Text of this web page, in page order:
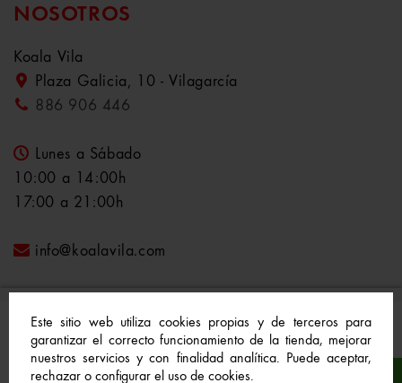
Este sitio web utiliza cookies propias y de terceros para
garantizar el correcto funcionamiento de la tienda, mejorar
nuestros servicios y con finalidad analítica. Puede aceptar,
rechazar o configurar el uso de cookies.
NOSOTROS
Koala Vila
Plaza Galicia, 10 - Vilagarcía
886 906 446
Lunes a Sábado
10:00 a 14:00h
17:00 a 21:00h
info@koalavila.com
© 2021-2022 Koala Vila™. Todos los derechos